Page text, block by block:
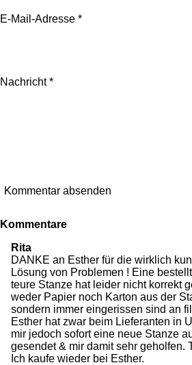
5
n
n
n
n
n
E-Mail-Adresse *
Nachricht *
Kommentar absenden
Kommentare
Rita
DANKE an Esther für die wirklich
Lösung von Problemen ! Eine
teure Stanze hat leider nicht korrekt
weder Papier noch Karton aus der
sondern immer eingerissen sind an
Esther hat zwar beim Lieferanten in
mir jedoch sofort eine neue Stanze
gesendet & mir damit sehr geholfen.
Ich kaufe wieder bei Esther.